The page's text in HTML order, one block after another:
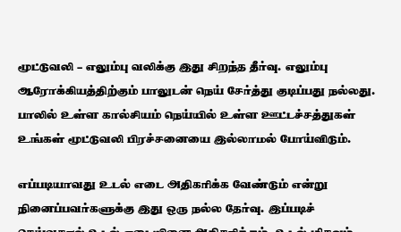
​மூட்டுவலி – எலும்பு வலிக்கு இது சிறந்த தீர்வு. எலும்பு
ஆரோக்கியத்திற்கும் பாலுடன் நெய் சேர்த்து குடிப்பது நல்லது.
பாலில் உள்ள கால்சியம் நெய்யில் உள்ள ஊட்டச்சத்துகள்
உங்கள் மூட்டுவலி பிரச்சனையை இல்லாமல் போய்விடும்.
எப்படியாவது உடல் எடை அதிகரிக்க வேண்டும் என்று
நினைப்பவர்களுக்கு இது ஒரு நல்ல தேர்வு. இப்படிச்